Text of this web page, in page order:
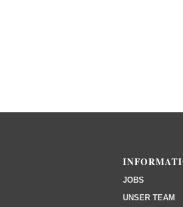
JOBS
UNSER TEAM